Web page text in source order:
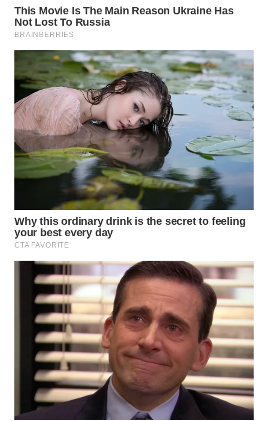
LABUANBAJO
WN
BORNEO
Wahana
Group
WAHANA
WAHANA
WAHANA
ADVOKAT
WAHANA
INFRASTRUKTUR
WAHANA
KONSUMEN
WAHANA
LISTRIK
WAHANA
TRAVEL